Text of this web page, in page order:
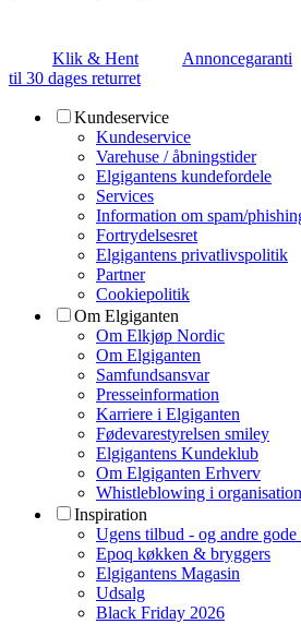
Klik & Hent Annoncegaranti
til 30 dages returret
Kundeservice
Kundeservice
Varehuse / åbningstider
Elgigantens kundefordele
Services
Information om spam/
Fortrydelsesret
Elgigantens privatlivspolitik
Partner
Cookiepolitik
Om Elgiganten
Om Elkjøp Nordic
Om Elgiganten
Samfundsansvar
Presseinformation
Karriere i Elgiganten
Fødevarestyrelsen smiley
Elgigantens Kundeklub
Om Elgiganten Erhverv
Whistleblowing i
Inspiration
Ugens tilbud - og andre gode
Epoq køkken & bryggers
Elgigantens Magasin
Udsalg
Black Friday 2026